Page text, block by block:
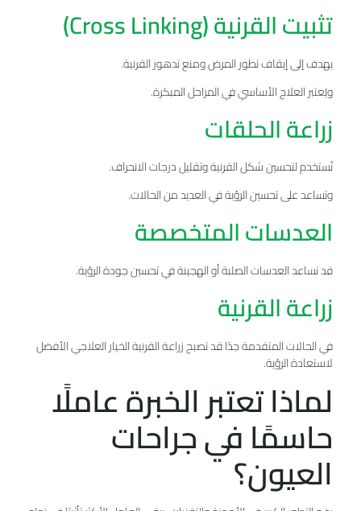
تثبيت القرنية (Cross Linking)
يهدف إلى إيقاف تطور المرض ومنع تدهور القرنية.
ويُعتبر العلاج الأساسي في المراحل المبكرة.
زراعة الحلقات
تُستخدم لتحسين شكل القرنية وتقليل درجات الانحراف.
وتساعد على تحسين الرؤية في العديد من الحالات.
العدسات المتخصصة
قد تساعد العدسات الصلبة أو الهجينة في تحسين جودة الرؤية.
زراعة القرنية
في الحالات المتقدمة جدًا قد تصبح زراعة القرنية الخيار العلاجي الأفضل
لاستعادة الرؤية.
لماذا تعتبر الخبرة عاملًا
حاسمًا في جراحات
العيون؟